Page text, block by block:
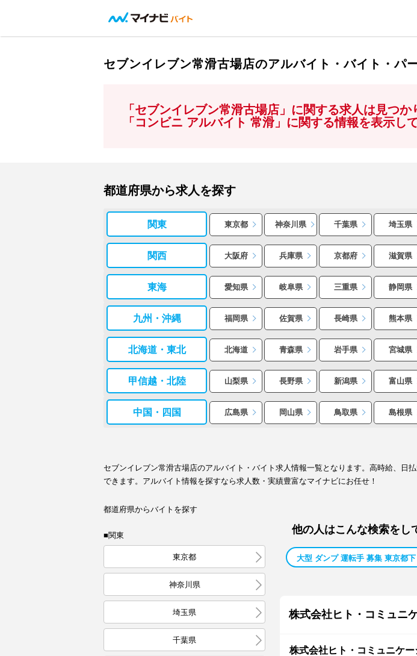
セブンイレブン常滑古場店のアルバイト・バイト・パ
「セブンイレブン常滑古場店」に関する求人は見つか
「コンビニ アルバイト 常滑」に関する情報を表示し
都道府県から求人を探す
関東 東京都 神奈川県 千葉県 埼玉県
関西 大阪府 兵庫県 京都府 滋賀県
東海 愛知県 岐阜県 三重県 静岡県
九州・沖縄 福岡県 佐賀県 長崎県 熊本県
北海道・東北 北海道 青森県 岩手県 宮城県
甲信越・北陸 山梨県 長野県 新潟県 富山県
中国・四国 広島県 岡山県 鳥取県 島根県
セブンイレブン常滑古場店のアルバイト・バイト求人情報一覧となります。高時給、
できます。アルバイト情報を探すなら求人数・実績豊富なマイナビにお任せ！
都道府県からバイトを探す
■関東
東京都
神奈川県
埼玉県
千葉県
他の人はこんな検索をし
大型 ダンプ 運転手 募集 東京都下
株式会社ヒト・コミュニ
株式会社ヒト・コミュニケ